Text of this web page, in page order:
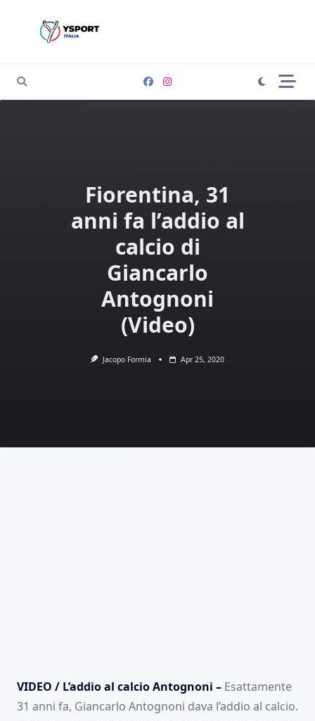
Fiorentina, 31
anni fa l’addio al
calcio di
Giancarlo
Antognoni
(Video)
Jacopo Formia Apr 25, 2020
VIDEO / L’addio al calcio Antognoni – Esattamente
31 anni fa, Giancarlo Antognoni dava l’addio al calcio.